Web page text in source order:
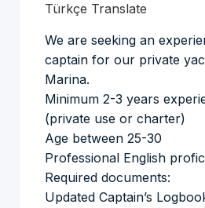
Türkçe Translate
We are seeking an
captain for our private
Marina.
Minimum 2-3 years
(private use or charter)
Age between 25-30
Professional English
Required documents:
Updated Captain’s